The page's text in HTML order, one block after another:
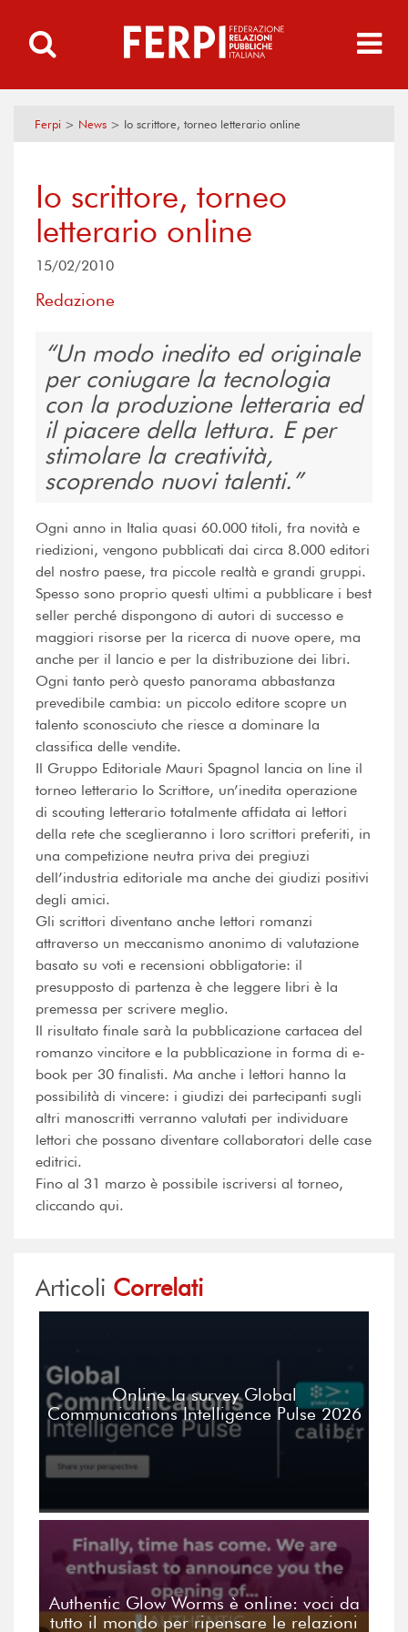
Ferpi > News > Io scrittore, torneo letterario online
Io scrittore, torneo
letterario online
15/02/2010
Redazione
Un modo inedito ed originale
per coniugare la tecnologia
con la produzione letteraria ed
il piacere della lettura. E per
stimolare la creatività,
scoprendo nuovi talenti.
Ogni anno in Italia quasi 60.000 titoli, fra novità e
riedizioni, vengono pubblicati dai circa 8.000 editori
del nostro paese, tra piccole realtà e grandi gruppi.
Spesso sono proprio questi ultimi a pubblicare i best
seller perché dispongono di autori di successo e
maggiori risorse per la ricerca di nuove opere, ma
anche per il lancio e per la distribuzione dei libri.
Ogni tanto però questo panorama abbastanza
prevedibile cambia: un piccolo editore scopre un
talento sconosciuto che riesce a dominare la
classifica delle vendite.
Il Gruppo Editoriale Mauri Spagnol lancia on line il
torneo letterario Io Scrittore, un’inedita operazione
di scouting letterario totalmente affidata ai lettori
della rete che sceglieranno i loro scrittori preferiti, in
una competizione neutra priva dei pregiuzi
dell’industria editoriale ma anche dei giudizi positivi
degli amici.
Gli scrittori diventano anche lettori romanzi
attraverso un meccanismo anonimo di valutazione
basato su voti e recensioni obbligatorie: il
presupposto di partenza è che leggere libri è la
premessa per scrivere meglio.
Il risultato finale sarà la pubblicazione cartacea del
romanzo vincitore e la pubblicazione in forma di e-
book per 30 finalisti. Ma anche i lettori hanno la
possibilità di vincere: i giudizi dei partecipanti sugli
altri manoscritti verranno valutati per individuare
lettori che possano diventare collaboratori delle case
editrici.
Fino al 31 marzo è possibile iscriversi al torneo,
cliccando qui.
Articoli Correlati
Online la survey Global
Communications Intelligence Pulse 2026
Authentic Glow Worms è online: voci da
tutto il mondo per ripensare le relazioni